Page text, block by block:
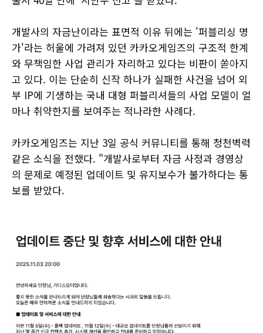
개발사의 자금난이라는 표면적 이유 뒤에는 '퍼블리싱 명
가'라는 허울에 가려져 있던 카카오게임즈의 구조적 한계
와 무책임한 사업 관리가 자리하고 있다는 비판이 쏟아지
고 있다. 이는 단순히 신작 하나가 실패한 사건을 넘어 외
부 IP에 기생하는 국내 대형 퍼블리셔들의 사업 모델이 얼
마나 취약한지를 보여주는 적나라한 사례다.
카카오게임즈는 지난 3일 공식 커뮤니티를 통해 청천벽력
같은 소식을 전했다. "개발사로부터 자금 사정과 경영상
의 문제로 예정된 업데이트 및 유지보수가 불가하다는 통
보를 받았다.